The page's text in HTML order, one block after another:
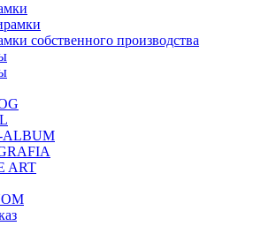
собственного производства
ALBUM
ART